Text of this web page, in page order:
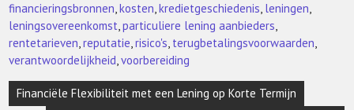
financieringsbronnen,kosten,kredietgeschiedenis, leningen,
leningsovereenkomst,particuliere lening aanbieders,
rentetarieven,reputatie,risico's, terugbetalingsvoorwaarden,
verantwoordelijkheid,voorbereiding
Berichtnavigatie
Financiële Flexibiliteit met een Lening op Korte Termijn